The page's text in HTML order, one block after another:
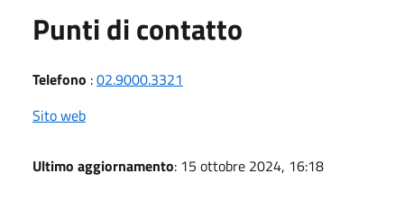
Punti di contatto
Telefono :02.9000.3321
Sito web
Ultimo aggiornamento: 15 ottobre 2024, 16:18